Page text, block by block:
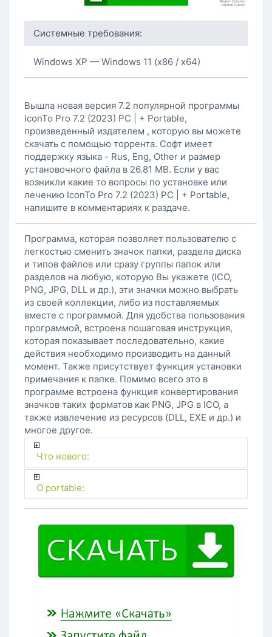
Системные требования:
Windows XP — Windows 11 (x86 / x64)
Вышла новая версия 7.2 популярной программы
IconTo Pro 7.2 (2023) PC | + Portable,
произведенный издателем , которую вы можете
скачать с помощью торрента. Софт имеет
поддержку языка - Rus, Eng, Other и размер
установочного файла в 26.81 MB. Если у вас
возникли какие то вопросы по установке или
лечению IconTo Pro 7.2 (2023) PC | + Portable,
напишите в комментариях к раздаче.
Программа, которая позволяет пользователю с
легкостью сменить значок папки, раздела диска
и типов файлов или сразу группы папок или
разделов на любую, которую Вы укажете (ICO,
PNG, JPG, DLL и др.), эти значки можно выбрать
из своей коллекции, либо из поставляемых
вместе с программой. Для удобства пользования
программой, встроена пошаговая инструкция,
которая показывает последовательно, какие
действия необходимо производить на данный
момент. Также присутствует функция установки
примечания к папке. Помимо всего это в
программе встроена функция конвертирования
значков таких форматов как PNG, JPG в ICO, а
также извлечение из ресурсов (DLL, EXE и др.) и
многое другое.
Что нового:
O portable: